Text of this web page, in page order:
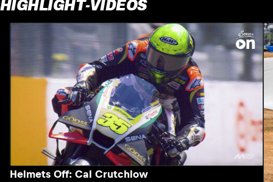
HIGHLIGHT-VIDEOS
Helmets Off: Cal Crutchlow